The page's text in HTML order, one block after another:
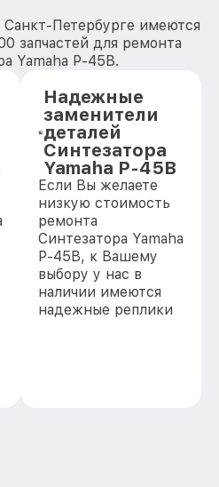
Петербурге имеются
запчастей для ремонта
Yamaha P-45B.
Надежные
заменители
деталей
Синтезатора
Yamaha P-45B
Если Вы желаете
низкую стоимость
ремонта
Синтезатора Yamaha
P-45B, к Вашему
выбору у нас в
наличии имеются
надежные реплики